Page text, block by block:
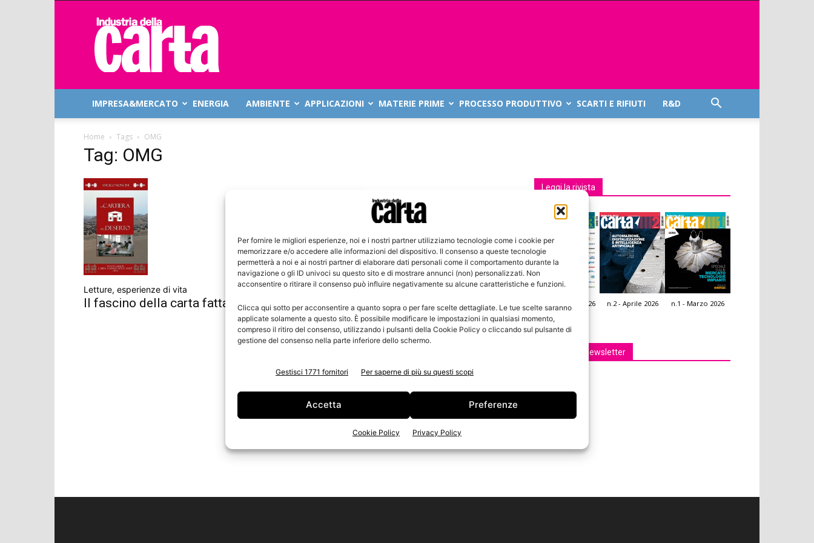
Per fornire le migliori esperienze, noi e i nostri partner utilizziamo tecnologie come i cookie per
memorizzare e/o accedere alle informazioni del dispositivo. Il consenso a queste tecnologie
permetterà a noi e ai nostri partner di elaborare dati personali come il comportamento durante la
navigazione o gli ID univoci su questo sito e di mostrare annunci (non) personalizzati. Non
acconsentire o ritirare il consenso può influire negativamente su alcune caratteristiche e funzioni.
Clicca qui sotto per acconsentire a quanto sopra o per fare scelte dettagliate. Le tue scelte saranno
applicate solamente a questo sito. È possibile modificare le impostazioni in qualsiasi momento,
compreso il ritiro del consenso, utilizzando i pulsanti della Cookie Policy o cliccando sul pulsante di
gestione del consenso nella parte inferiore dello schermo.
Gestisci 1771 fornitori Per saperne di più su questi scopi
Accetta Preferenze
Cookie Policy Privacy Policy
Industria
della
Carta
IMPRESA&MERCATO ENERGIA AMBIENTE APPLICAZIONI MATERIE PRIME PROCESSO PRODUTTIVO SCARTI E RIFIUTI R&D
Home Tags OMG
Tag: OMG
Letture, esperienze di vita
Il fascino della carta fatta a mano
Leggi la rivista
n.3 - Giugno 2026 n.2 - Aprile 2026 n.1 - Marzo 2026
Edicola Web
Iscriviti alla newsletter